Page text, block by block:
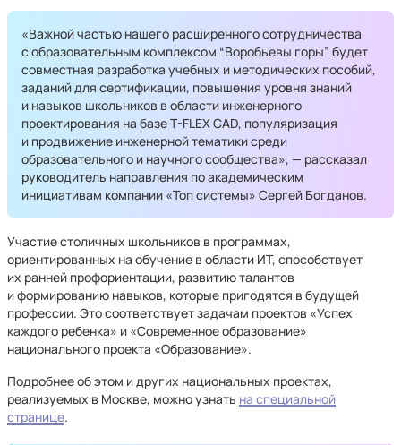
«Важной частью нашего расширенного сотрудничества
с образовательным комплексом “Воробьевы горы” будет
совместная разработка учебных и методических пособий,
заданий для сертификации, повышения уровня знаний
и навыков школьников в области инженерного
проектирования на базе T-FLEX CAD, популяризация
и продвижение инженерной тематики среди
образовательного и научного сообщества», — рассказал
руководитель направления по академическим
инициативам компании «Топ системы» Сергей Богданов.
Участие столичных школьников в программах,
ориентированных на обучение в области ИТ, способствует
их ранней профориентации, развитию талантов
и формированию навыков, которые пригодятся в будущей
профессии. Это соответствует задачам проектов «Успех
каждого ребенка» и «Современное образование»
национального проекта «Образование».
Подробнее об этом и других национальных проектах,
реализуемых в Москве, можно узнать на специальной
странице.